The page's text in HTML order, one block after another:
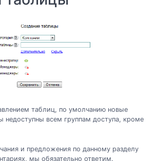
таблиц, по умолчанию новые
недоступны всем группам доступа, кроме
и предложения по данному разделу
мы обязательно ответим.